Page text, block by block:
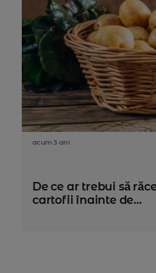
acum 3 ani
De ce ar trebui să
cartofii înainte de...